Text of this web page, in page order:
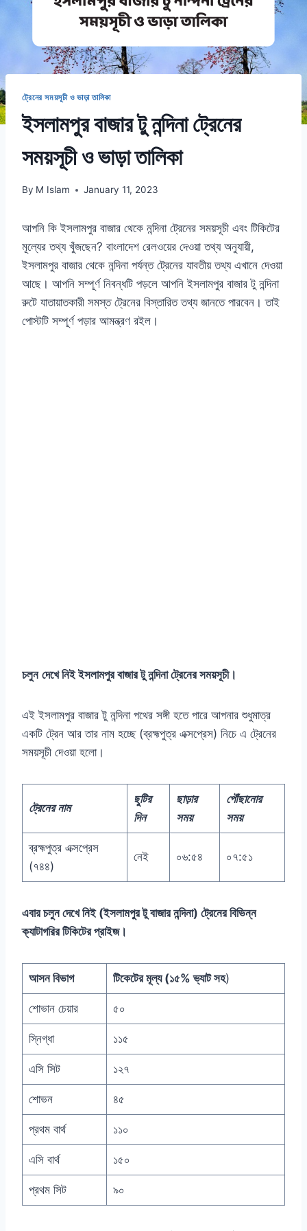
ট্রেনের সময়সূচী ও ভাড়া তালিকা
ইসলামপুর বাজার টু নন্দিনা ট্রেনের
সময়সূচী ও ভাড়া তালিকা
By M Islam January 11, 2023
আপনি কি ইসলামপুর বাজার থেকে নন্দিনা ট্রেনের সময়সূচী এবং টিকিটের
মূল্যের তথ্য খুঁজছেন? বাংলাদেশ রেলওয়ের দেওয়া তথ্য অনুযায়ী,
ইসলামপুর বাজার থেকে নন্দিনা পর্যন্ত ট্রেনের যাবতীয় তথ্য এখানে দেওয়া
আছে। আপনি সম্পূর্ণ নিবন্ধটি পড়লে আপনি ইসলামপুর বাজার টু নন্দিনা
রুটে যাতায়াতকারী সমস্ত ট্রেনের বিস্তারিত তথ্য জানতে পারবেন। তাই
পোস্টটি সম্পূর্ণ পড়ার আমন্ত্রণ রইল।
চলুন দেখে নিই ইসলামপুর বাজার টু নন্দিনা ট্রেনের সময়সূচী।
এই ইসলামপুর বাজার টু নন্দিনা পথের সঙ্গী হতে পারে আপনার শুধুমাত্র
একটি ট্রেন আর তার নাম হচ্ছে (ব্রহ্মপুত্র এক্সপ্রেস) নিচে এ ট্রেনের
সময়সূচী দেওয়া হলো।
ট্রেনের নাম
ছুটির
দিন
ছাড়ার
সময়
পৌঁছানোর
সময়
ব্রহ্মপুত্র এক্সপ্রেস
(৭৪৪)
নেই ০৬:৫৪ ০৭:৫১
এবার চলুন দেখে নিই (ইসলামপুর টু বাজার নন্দিনা) ট্রেনের বিভিন্ন
ক্যাটাগরির টিকিটের প্রাইজ।
আসন বিভাগ টিকেটের মূল্য (১৫% ভ্যাট সহ)
শোভান চেয়ার ৫০
স্নিগ্ধা ১১৫
এসি সিট ১২৭
শোভন ৪৫
প্রথম বার্থ ১১০
এসি বার্থ ১৫০
প্রথম সিট ৯০